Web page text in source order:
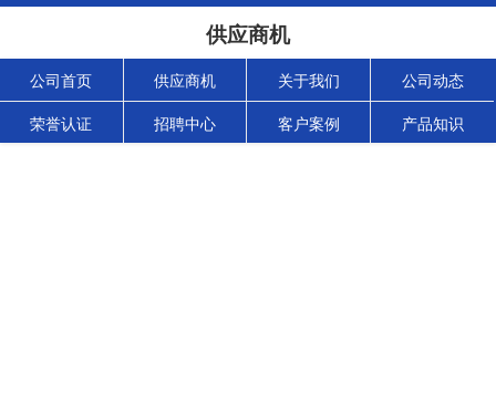
供应商机
公司首页 供应商机 关于我们 公司动态
荣誉认证 招聘中心 客户案例 产品知识